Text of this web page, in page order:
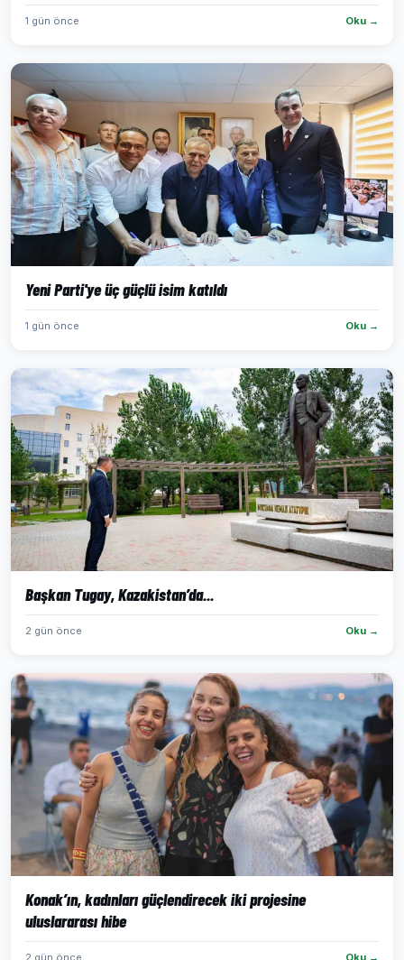
1 gün önce Oku →
Yeni Parti'ye üç güçlü isim katıldı
1 gün önce Oku →
Başkan Tugay, Kazakistan’da...
2 gün önce Oku →
Konak’ın, kadınları güçlendirecek iki projesine
uluslararası hibe
2 gün önce Oku →